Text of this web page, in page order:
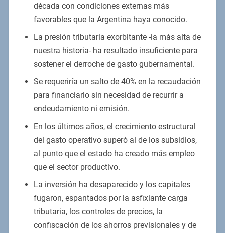
década con condiciones externas más
favorables que la Argentina haya conocido.
La presión tributaria exorbitante -la más alta de
nuestra historia- ha resultado insuficiente para
sostener el derroche de gasto gubernamental.
Se requeriría un salto de 40% en la recaudación
para financiarlo sin necesidad de recurrir a
endeudamiento ni emisión.
En los últimos años, el crecimiento estructural
del gasto operativo superó al de los subsidios,
al punto que el estado ha creado más empleo
que el sector productivo.
La inversión ha desaparecido y los capitales
fugaron, espantados por la asfixiante carga
tributaria, los controles de precios, la
confiscación de los ahorros previsionales y de